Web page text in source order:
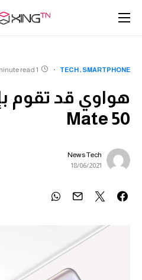
SMARTPHONE
TECH
1 minute read
هواوي قد تقوم
Mate 50
News Tech
18/06/2021